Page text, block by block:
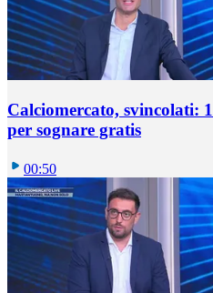
Calciomercato, svincolati:
per sognare gratis
00:50